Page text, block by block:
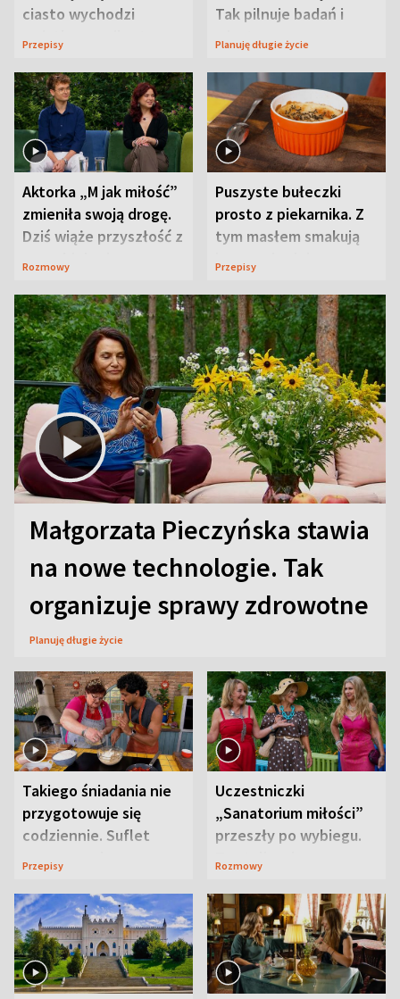
ciasto wychodzi
wyjątkowo wilgotne
Przepisy
Tak pilnuje badań i
wizyt
Planuję długie życie
Aktorka „M jak miłość”
zmieniła swoją drogę.
Dziś wiąże przyszłość z
neurobiologią
Rozmowy
Puszyste bułeczki
prosto z piekarnika. Z
tym masłem smakują
jeszcze lepiej
Przepisy
Małgorzata Pieczyńska stawia
na nowe technologie. Tak
organizuje sprawy zdrowotne
Planuję długie życie
Takiego śniadania nie
przygotowuje się
codziennie. Suflet
serowy zachwyca
Przepisy
Uczestniczki
„Sanatorium miłości”
przeszły po wybiegu.
Te stylizacje
Rozmowy